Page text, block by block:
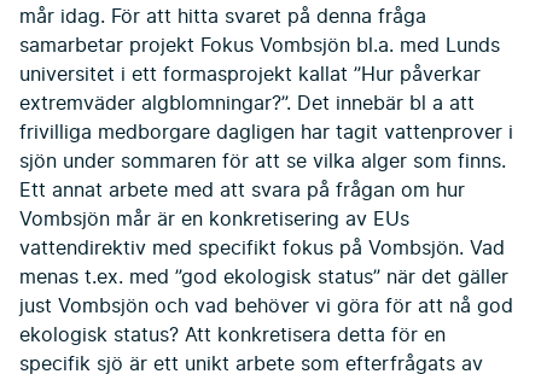
mår idag. För att hitta svaret på denna fråga
samarbetar projekt Fokus Vombsjön bl.a. med Lunds
universitet i ett formasprojekt kallat ”Hur påverkar
extremväder algblomningar?”. Det innebär bl a att
frivilliga medborgare dagligen har tagit vattenprover i
sjön under sommaren för att se vilka alger som finns.
Ett annat arbete med att svara på frågan om hur
Vombsjön mår är en konkretisering av EUs
vattendirektiv med specifikt fokus på Vombsjön. Vad
menas t.ex. med ”god ekologisk status” när det gäller
just Vombsjön och vad behöver vi göra för att nå god
ekologisk status? Att konkretisera detta för en
specifik sjö är ett unikt arbete som efterfrågats av